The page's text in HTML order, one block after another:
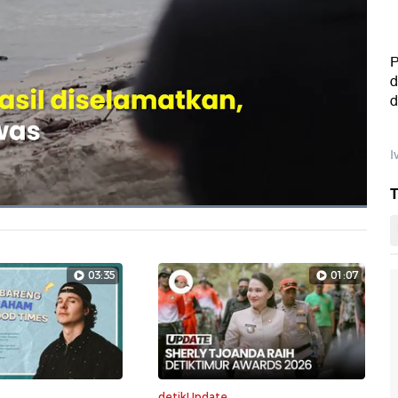
Dimuat:
03:35 01:07